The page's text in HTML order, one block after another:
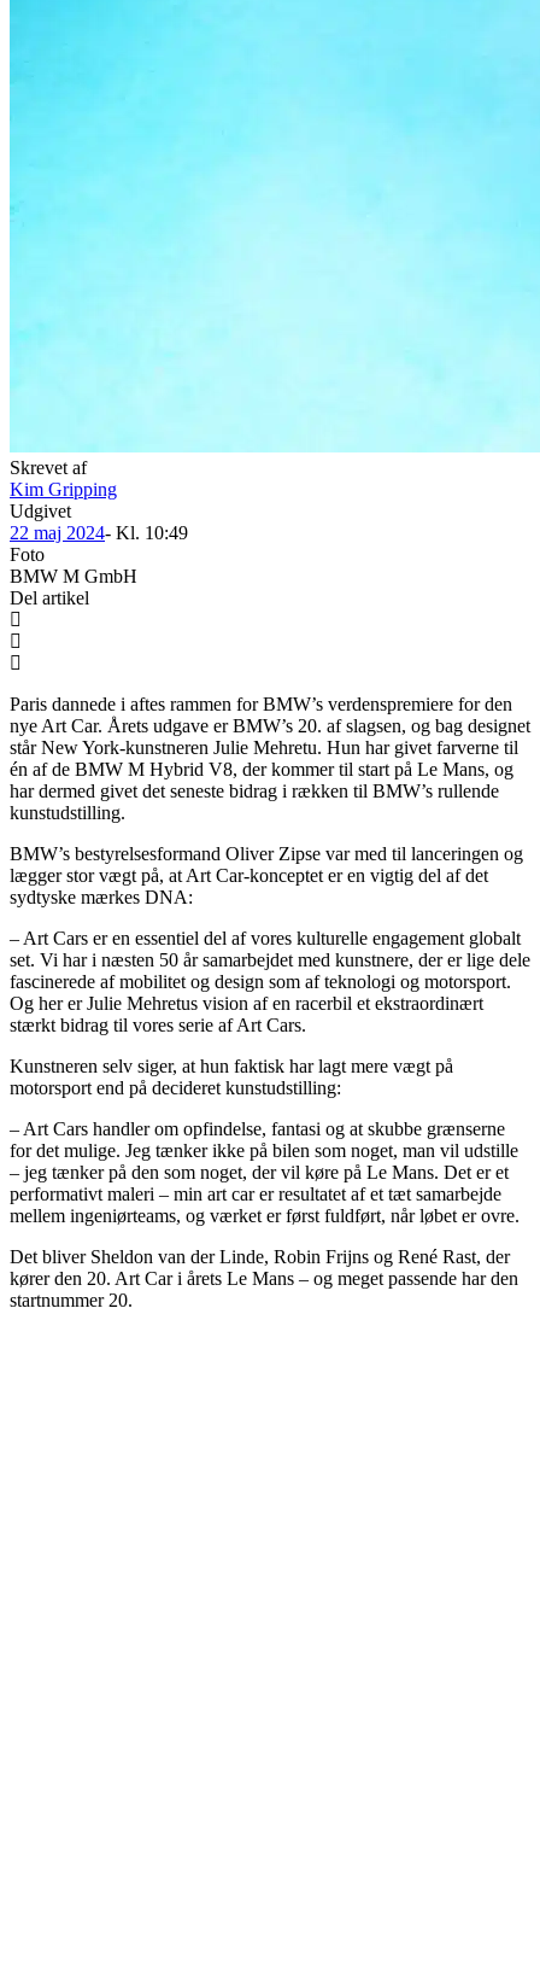
Skrevet af
Kim Gripping
Udgivet
22 maj 2024- Kl. 10:49
Foto
BMW M GmbH
Del artikel
Paris dannede i aftes rammen for BMW’s verdenspremiere for den
nye Art Car. Årets udgave er BMW’s 20. af slagsen, og bag designet
står New York-kunstneren Julie Mehretu. Hun har givet farverne til
én af de BMW M Hybrid V8, der kommer til start på Le Mans, og
har dermed givet det seneste bidrag i rækken til BMW’s rullende
kunstudstilling.
BMW’s bestyrelsesformand Oliver Zipse var med til lanceringen og
lægger stor vægt på, at Art Car-konceptet er en vigtig del af det
sydtyske mærkes DNA:
– Art Cars er en essentiel del af vores kulturelle engagement globalt
set. Vi har i næsten 50 år samarbejdet med kunstnere, der er lige dele
fascinerede af mobilitet og design som af teknologi og motorsport.
Og her er Julie Mehretus vision af en racerbil et ekstraordinært
stærkt bidrag til vores serie af Art Cars.
Kunstneren selv siger, at hun faktisk har lagt mere vægt på
motorsport end på decideret kunstudstilling:
– Art Cars handler om opfindelse, fantasi og at skubbe grænserne
for det mulige. Jeg tænker ikke på bilen som noget, man vil udstille
– jeg tænker på den som noget, der vil køre på Le Mans. Det er et
performativt maleri – min art car er resultatet af et tæt samarbejde
mellem ingeniørteams, og værket er først fuldført, når løbet er ovre.
Det bliver Sheldon van der Linde, Robin Frijns og René Rast, der
kører den 20. Art Car i årets Le Mans – og meget passende har den
startnummer 20.